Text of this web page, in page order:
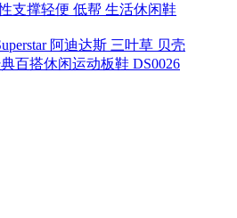
支撑轻便 低帮 生活休闲鞋
阿迪达斯 三叶草 贝壳
百搭休闲运动板鞋 DS0026